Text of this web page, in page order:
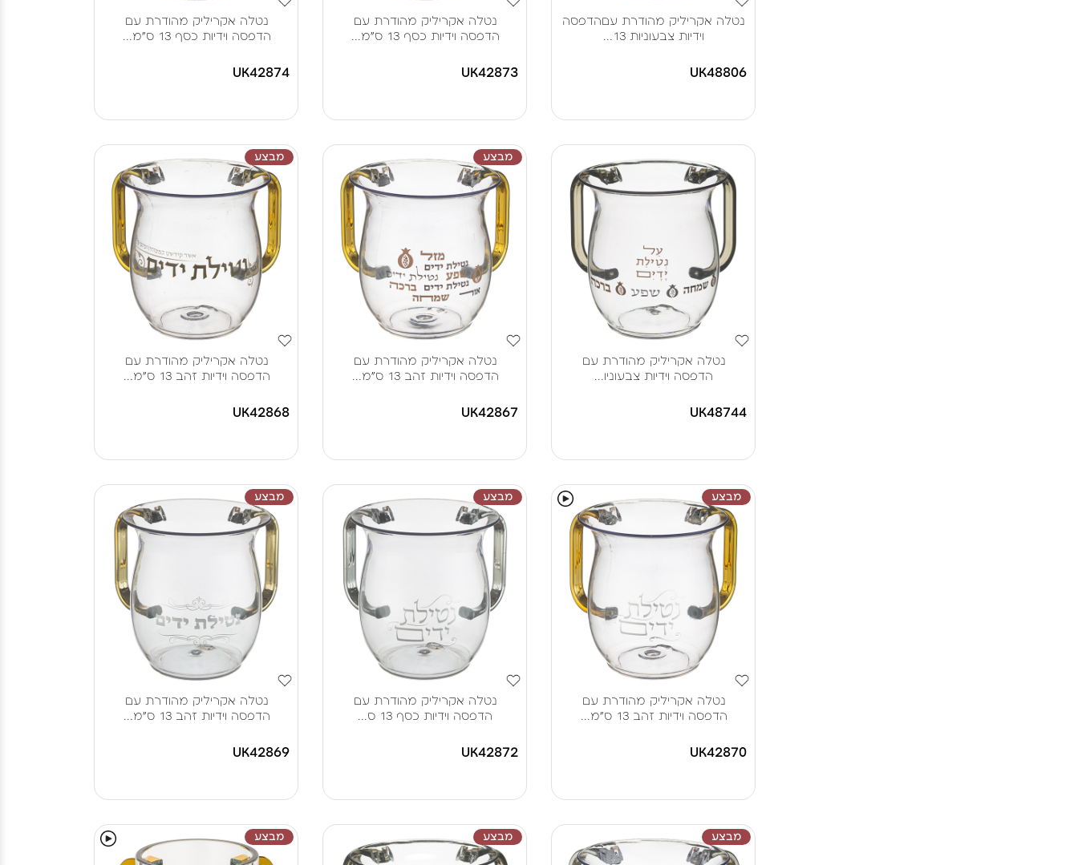
נטלה אקריליק מהודרת עםהדפסה
וידיות צבעוניות 13...
UK48806
נטלה אקריליק מהודרת עם
הדפסה וידיות כסף 13 ס"מ...
UK42873
נטלה אקריליק מהודרת עם
הדפסה וידיות כסף 13 ס"מ...
UK42874
נטלה אקריליק מהודרת עם
הדפסה וידיות צבעוניו...
UK48744
מבצע
נטלה אקריליק מהודרת עם
הדפסה וידיות זהב 13 ס"מ...
UK42867
מבצע
נטלה אקריליק מהודרת עם
הדפסה וידיות זהב 13 ס"מ...
UK42868
מבצע
נטלה אקריליק מהודרת עם
הדפסה וידיות זהב 13 ס"מ...
UK42870
מבצע
נטלה אקריליק מהודרת עם
הדפסה וידיות כסף 13 ס...
UK42872
מבצע
נטלה אקריליק מהודרת עם
הדפסה וידיות זהב 13 ס"מ...
UK42869
מבצע מבצע מבצע